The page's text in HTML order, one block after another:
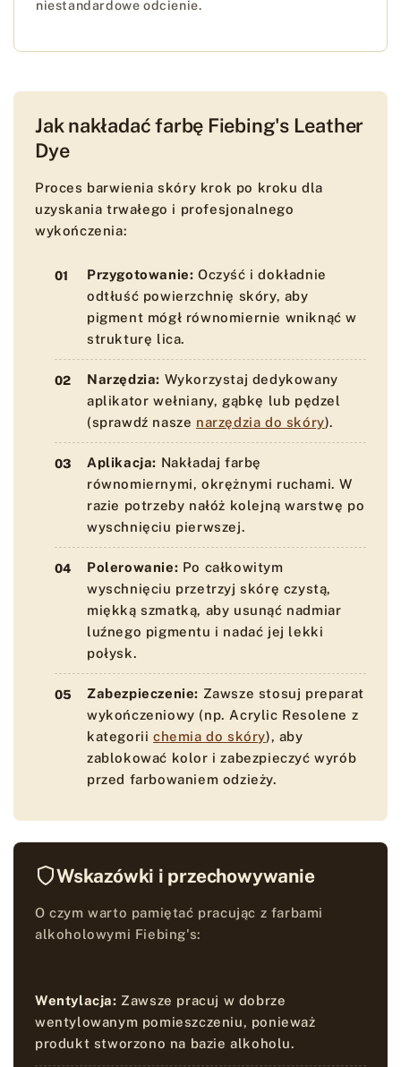
niestandardowe odcienie.
Jak nakładać farbę Fiebing's Leather
Dye
Proces barwienia skóry krok po kroku dla
uzyskania trwałego i profesjonalnego
wykończenia:
Przygotowanie: Oczyść i dokładnie
odtłuść powierzchnię skóry, aby
pigment mógł równomiernie wniknąć w
strukturę lica.
Narzędzia: Wykorzystaj dedykowany
aplikator wełniany, gąbkę lub pędzel
(sprawdź nasze narzędzia do skóry).
Aplikacja: Nakładaj farbę
równomiernymi, okrężnymi ruchami. W
razie potrzeby nałóż kolejną warstwę po
wyschnięciu pierwszej.
Polerowanie: Po całkowitym
wyschnięciu przetrzyj skórę czystą,
miękką szmatką, aby usunąć nadmiar
luźnego pigmentu i nadać jej lekki
połysk.
Zabezpieczenie: Zawsze stosuj preparat
wykończeniowy (np. Acrylic Resolene z
kategorii chemia do skóry), aby
zablokować kolor i zabezpieczyć wyrób
przed farbowaniem odzieży.
Wskazówki i przechowywanie
O czym warto pamiętać pracując z farbami
alkoholowymi Fiebing's:
Wentylacja: Zawsze pracuj w dobrze
wentylowanym pomieszczeniu, ponieważ
produkt stworzono na bazie alkoholu.